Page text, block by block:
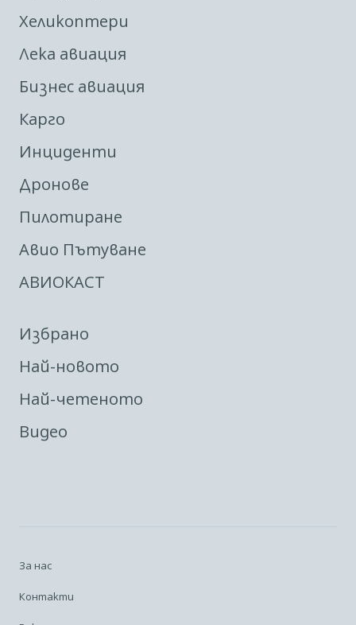
Хеликоптери
Лека авиация
Бизнес авиация
Карго
Инциденти
Дронове
Пилотиране
Авио Пътуване
АВИОКАСТ
Избрано
Най-новото
Най-четеното
Видео
За нас
Контакти